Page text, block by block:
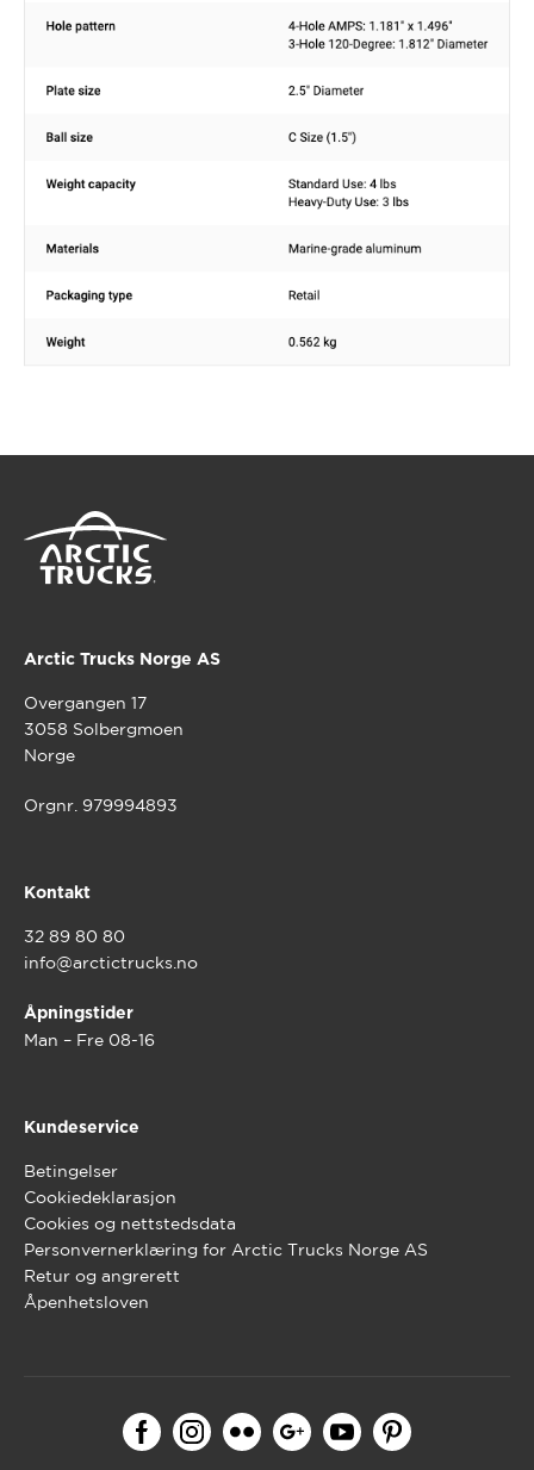
Arctic Trucks Norge AS
Overgangen 17
3058 Solbergmoen
Norge
Orgnr. 979994893
Kontakt
32 89 80 80
info@arctictrucks.no
Åpningstider
Man – Fre 08-16
Kundeservice
Betingelser
Cookiedeklarasjon
Cookies og nettstedsdata
Personvernerklæring for Arctic Trucks Norge AS
Retur og angrerett
Åpenhetsloven